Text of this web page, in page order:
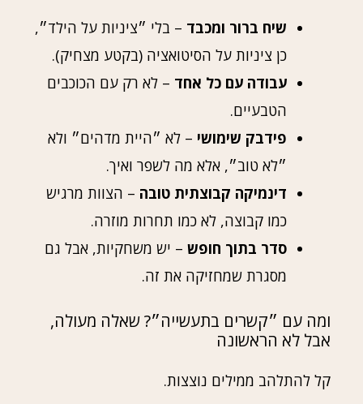
שיח ברור ומכבד – בלי ״ציניות על הילד״,
כן ציניות על הסיטואציה (בקטע מצחיק).
עבודה עם כל אחד – לא רק עם הכוכבים
הטבעיים.
פידבק שימושי – לא ״היית מדהים״ ולא
״לא טוב״, אלא מה לשפר ואיך.
דינמיקה קבוצתית טובה – הצוות מרגיש
כמו קבוצה, לא כמו תחרות מוזרה.
סדר בתוך חופש – יש משחקיות, אבל גם
מסגרת שמחזיקה את זה.
ומה עם ״קשרים בתעשייה״? שאלה מעולה,
אבל לא הראשונה
קל להתלהב ממילים נוצצות.